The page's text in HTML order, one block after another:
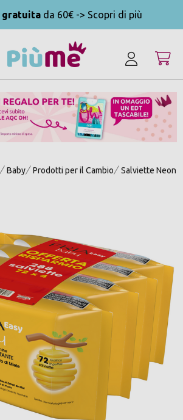
gratuita da 60€ -> Scopri di più
Baby Prodotti per il Cambio Salviette